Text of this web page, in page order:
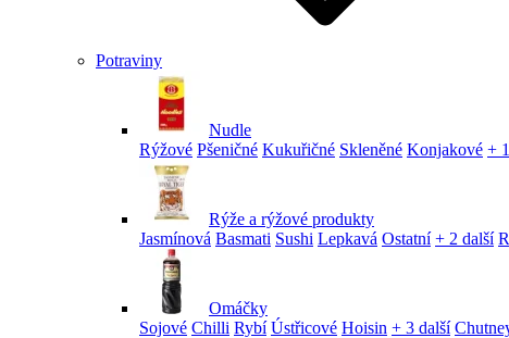
Potraviny
Nudle
Rýžové Pšeničné Kukuřičné Skleněné Konjakové +
Rýže a rýžové produkty
Jasmínová Basmati Sushi Lepkavá Ostatní + 2 další
Omáčky
Sojové Chilli Rybí Ústřicové Hoisin + 3 další